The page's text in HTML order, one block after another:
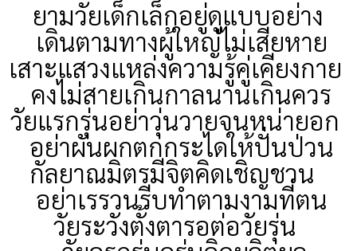
ยามวัยเด็กเล็กอยู่ดูแบบอย่าง
เดินตามทางผู้ใหญ่ไม่เสียหาย
เสาะแสวงแหล่งความรู้คู่เคียงกาย
คงไม่สายเกินกาลนานเกินควร
วัยแรกรุ่นอย่าวุ่นวายจนหน่ายอก
อย่าผันผกตกกระไดให้ปั่นป่วน
กัลยาณมิตรมีจิตคิดเชิญชวน
อย่าเรรวนรีบทำตามงามที่ตน
วัยระวังตั้งตารอต่อวัยรุ่น